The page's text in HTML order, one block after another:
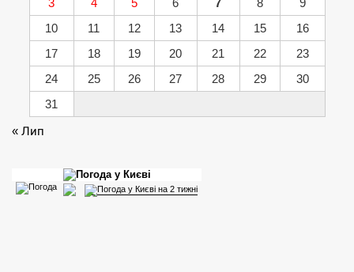
3
4 5 6 7 8
9
10
11 12 13 14 15
16
17
18 19 20 21 22
23
24
25 26 27 28 29
30
31
« Лип